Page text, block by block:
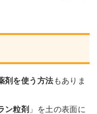
剤を使う方法もありま
ン粒剤 」を土の表面に